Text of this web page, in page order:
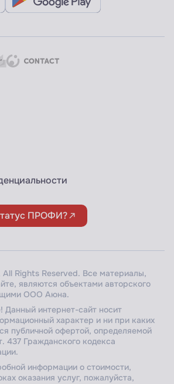
ПРОФИ?
Rights Reserved. Все материалы,
являются объектами авторского
ООО Аюна.
Данный интернет-сайт носит
характер и ни при каких
публичной офертой, определяемой
437 Гражданского кодекса
информации о стоимости,
оказания услуг, пожалуйста,